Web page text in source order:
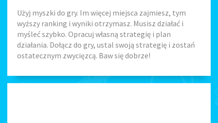
Użyj myszki do gry. Im więcej miejsca zajmiesz, tym
wyższy ranking i wyniki otrzymasz. Musisz działać i
myśleć szybko. Opracuj własną strategię i plan
działania. Dołącz do gry, ustal swoją strategię i zostań
ostatecznym zwycięzcą. Baw się dobrze!